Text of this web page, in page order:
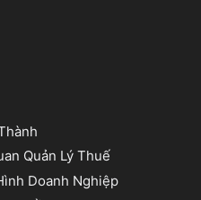
Quản Lý Thuế
Doanh Nghiệp